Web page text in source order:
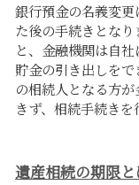
銀行預金の名義変更
た後の手続きとな
と、金融機関は自
貯金の引き出しを
の相続人となる方
きず、相続手続き
遺産相続の期限